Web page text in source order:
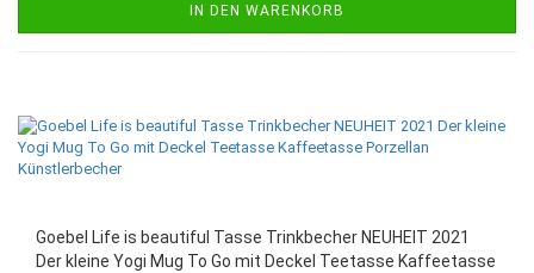
IN DEN WARENKORB
Goebel Life is beautiful Tasse Trinkbecher NEUHEIT 2021
Der kleine Yogi Mug To Go mit Deckel Teetasse Kaffeetasse